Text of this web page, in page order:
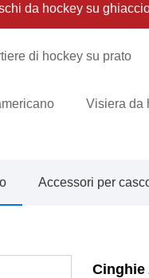
da hockey su
di hockey su prato
Visiera da
Accessori per
Cinghie